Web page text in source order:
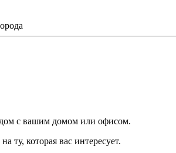
с вашим домом или офисом.
ту, которая вас интересует.